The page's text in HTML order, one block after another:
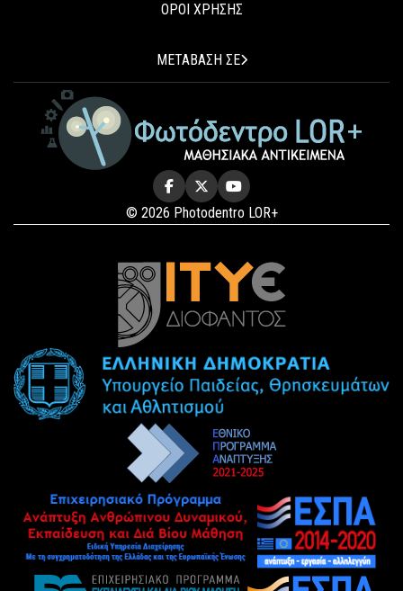
ΟΡΟΙ ΧΡΗΣΗΣ
ΜΕΤΑΒΑΣΗ ΣΕ
© 2026 Photodentro LOR+